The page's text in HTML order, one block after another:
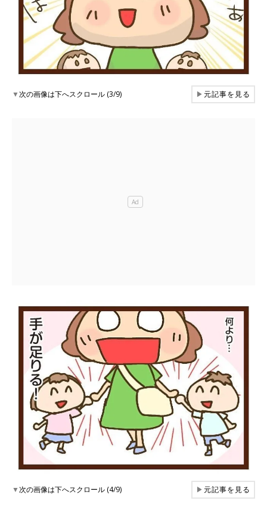
▼次の画像は下へスクロール (3/9) ▶元記事を見る
▼次の画像は下へスクロール (4/9) ▶元記事を見る